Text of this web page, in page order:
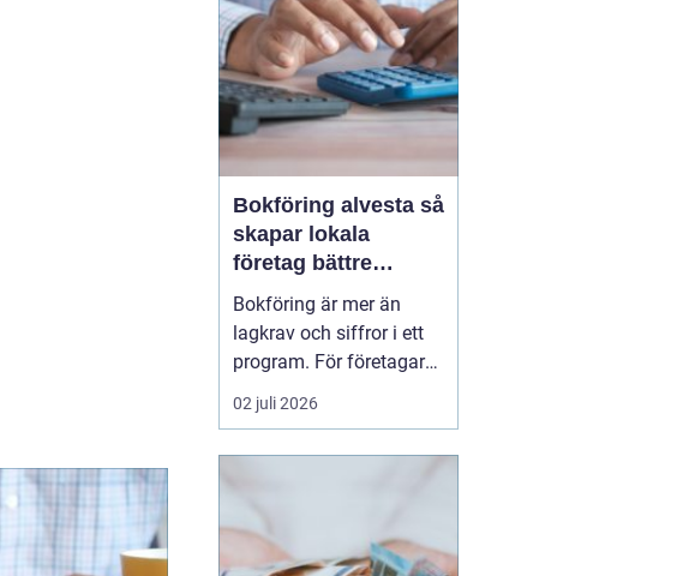
försäljning faktiskt till?
...
Bokföring alvesta så
skapar lokala
företag bättre
kontroll och
tryggare ekonomi
Bokföring är mer än
lagkrav och siffror i ett
program. För företagare i
Alvesta handlar det om
vardaglig trygghet, bättre
korrekta, uppdaterade
och begripliga blir det
02 juli 2026